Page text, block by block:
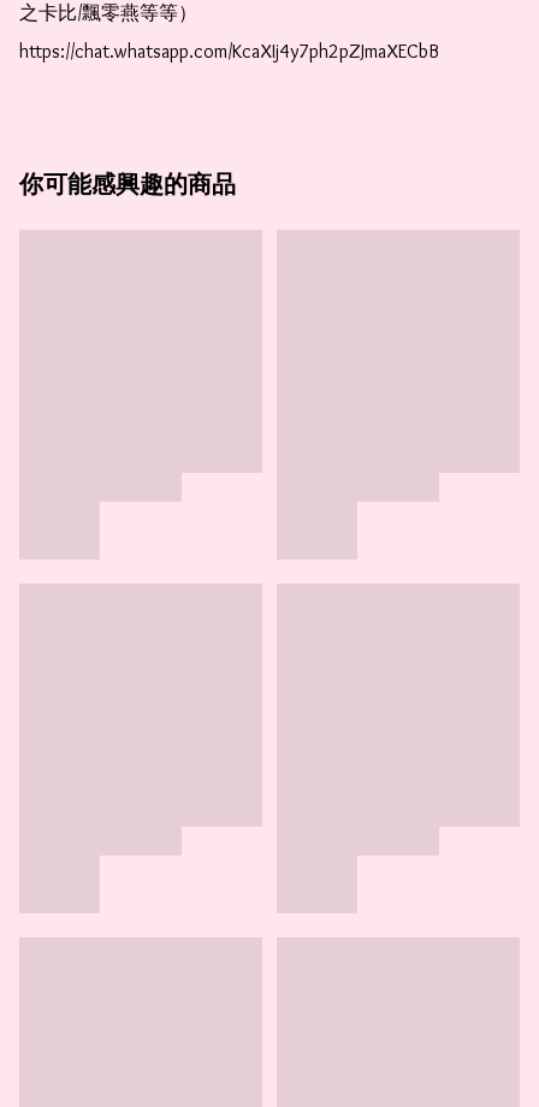
之卡比/飄零燕等等）
https://chat.whatsapp.com/KcaXIj4y7ph2pZJmaXECbB
你可能感興趣的商品